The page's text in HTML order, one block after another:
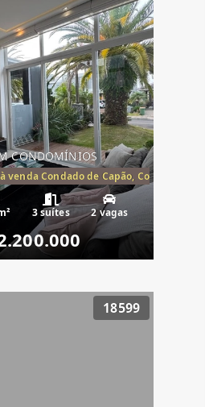
CONDOMÍNIOS
venda Condado de Capão, Condomínio
3 suítes 2 vagas
18599